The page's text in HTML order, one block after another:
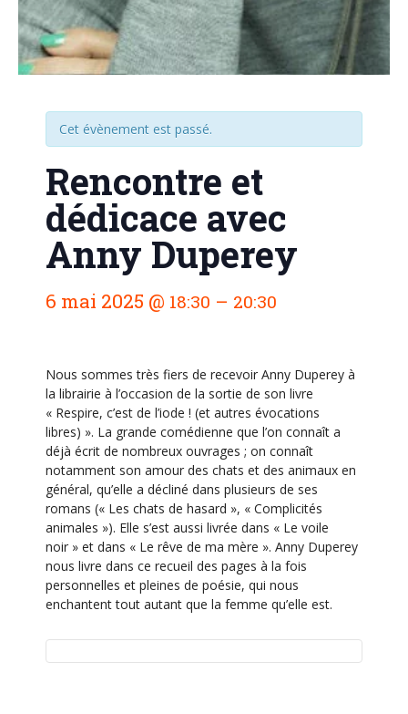
Cet évènement est passé.
Rencontre et
dédicace avec
Anny Duperey
a
g
a
t
i
o
n
É
v
è
n
e
m
6 mai 2025 @ 18:30 – 20:30
Nous sommes très fiers de recevoir Anny Duperey à
la librairie à l’occasion de la sortie de son livre
« Respire, c’est de l’iode ! (et autres évocations
libres) ». La grande comédienne que l’on connaît a
déjà écrit de nombreux ouvrages ; on connaît
notamment son amour des chats et des animaux en
général, qu’elle a décliné dans plusieurs de ses
romans (« Les chats de hasard », « Complicités
animales »). Elle s’est aussi livrée dans « Le voile
noir » et dans « Le rêve de ma mère ». Anny Duperey
nous livre dans ce recueil des pages à la fois
personnelles et pleines de poésie, qui nous
enchantent tout autant que la femme qu’elle est.